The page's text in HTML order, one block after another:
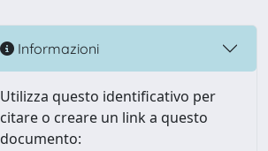
Informazioni
Utilizza questo identificativo per
citare o creare un link a questo
documento: